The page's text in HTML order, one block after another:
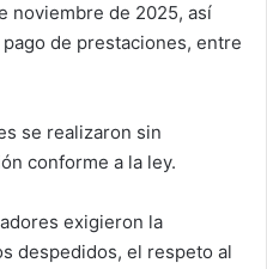
noviembre de 2025, así
de prestaciones, entre
se realizaron sin
conforme a la ley.
exigieron la
despedidos, el respeto al